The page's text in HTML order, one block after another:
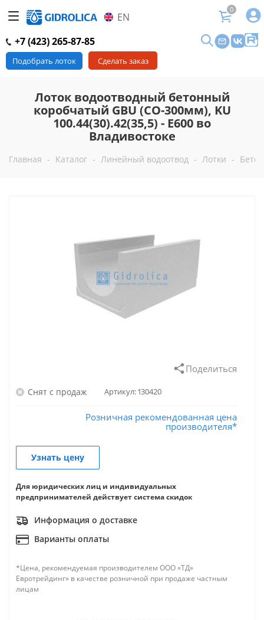
EN
0
+7 (423) 265-87-85
Подобрать лоток Сделать заказ
Лоток водоотводный бетонный
коробчатый GBU (СО-300мм), KU
100.44(30).42(35,5) - E600 во
Владивостоке
Главная - Каталог - Линейный водоотвод - Лотки -
Поделиться
Снят с продаж Артикул:130420
Розничная рекомендованная цена
производителя*
Узнать цену
Для юридических лиц и индивидуальных
предпринимателей действует система скидок
Информация о доставке
Варианты оплаты
*Цена, рекомендуемая производителем ООО «ТД»
Евротрейдинг» в качестве розничной при продаже частным
лицам